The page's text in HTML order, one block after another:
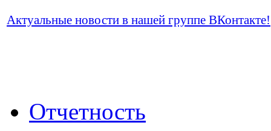
Актуальные новости в нашей группе ВКонтакте!
Отчетность